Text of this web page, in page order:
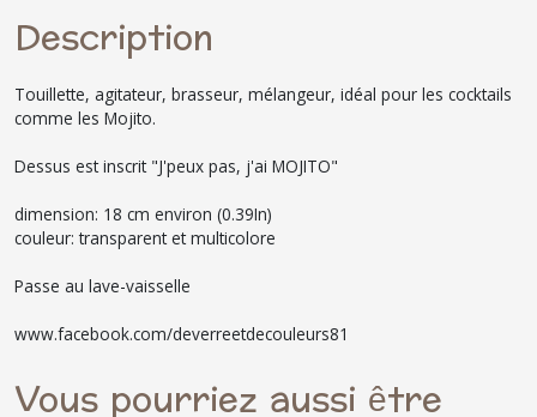
Description
Touillette, agitateur, brasseur, mélangeur, idéal pour les cocktails
comme les Mojito.
Dessus est inscrit "J'peux pas, j'ai MOJITO"
dimension: 18 cm environ (0.39In)
couleur: transparent et multicolore
Passe au lave-vaisselle
www.facebook.com/deverreetdecouleurs81
Vous pourriez aussi être